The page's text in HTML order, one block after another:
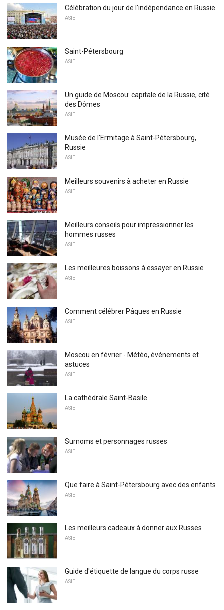
Célébration du jour de l'indépendance en Russie
ASIE
Saint-Pétersbourg
ASIE
Un guide de Moscou: capitale de la Russie, cité
des Dômes
ASIE
Musée de l'Ermitage à Saint-Pétersbourg,
Russie
ASIE
Meilleurs souvenirs à acheter en Russie
ASIE
Meilleurs conseils pour impressionner les
hommes russes
ASIE
Les meilleures boissons à essayer en Russie
ASIE
Comment célébrer Pâques en Russie
ASIE
Moscou en février - Météo, événements et
astuces
ASIE
La cathédrale Saint-Basile
ASIE
Surnoms et personnages russes
ASIE
Que faire à Saint-Pétersbourg avec des enfants
ASIE
Les meilleurs cadeaux à donner aux Russes
ASIE
Guide d'étiquette de langue du corps russe
ASIE